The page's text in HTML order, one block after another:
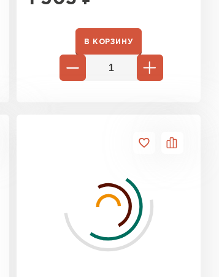
В КОРЗИНУ